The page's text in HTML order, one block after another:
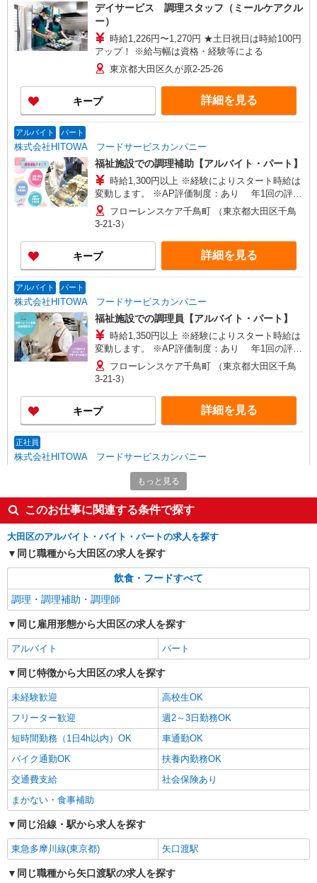
デイサービス 調理スタッフ（ミールケアクル
ー）
時給1,226円〜1,270円 ★土日祝日は時給100円
アップ！ ※給与幅は資格・経験等による
東京都大田区久が原2-25-26
キープ 詳細を見る
アルバイト パート
株式会社HITOWA フードサービスカンパニー
福祉施設での調理補助【アルバイト・パート】
時給1,300円以上 ※経験によりスタート時給は
変動します。 ※AP評価制度：あり 年1回の評価
により時給を見直します。 ※アルバイト賞与（寸
志）：あり 年2回。勤続年数により金額UP。
フローレンスケア千鳥町 （東京都大田区千鳥
3-21-3）
キープ 詳細を見る
アルバイト パート
株式会社HITOWA フードサービスカンパニー
福祉施設での調理員【アルバイト・パート】
時給1,350円以上 ※経験によりスタート時給は
変動します。 ※AP評価制度：あり 年1回の評価
により時給を見直します。 ※アルバイト賞与（寸
志）：あり 年2回。勤続年数により金額UP。
フローレンスケア千鳥町 （東京都大田区千鳥
3-21-3）
キープ 詳細を見る
正社員
株式会社HITOWA フードサービスカンパニー
福祉施設での調理師（チーフ候補）【正社員】
月給28万円〜30万円 ※給与は経験や前職給与
に応じて決定します。 賞与年2回
はなことばプラス田園調布 （東京都大田区田
園調布1丁目22番11号）
キープ 詳細を見る
アルバイト パート
株式会社HITOWA フードサービスカンパニー
福祉施設での調理補助【アルバイト・パート】
時給1,350円以上 ※経験によりスタート時給は
変動します。 ※AP評価制度：あり 年1回の評価
により時給を見直します。 ※アルバイト賞与（寸
チャーム六郷 （東京都大田区西六郷4丁目34－
15）
キープ 詳細を見る
パート
ツクイ大田西六郷（デイサービス）
デイサービス 調理スタッフ（ミールケアクル
時給1,226円〜1,270円 ★土日祝日は時給100円
アップ！ ※給与幅は資格・経験等による
東京都大田区西六郷3-31-12
キープ
もっと見る
このお仕事に関連する条件で探す
大田区のアルバイト・バイト・パートの求人を探す
同じ職種から大田区の求人を探す
飲食・フードすべて
調理・調理補助・調理師
同じ雇用形態から大田区の求人を探す
アルバイト パート
同じ特徴から大田区の求人を探す
未経験歓迎
高校生OK
フリーター歓迎
週2～3日勤務OK
短時間勤務（1日4h以内）OK
車通勤OK
バイク通勤OK
扶養内勤務OK
交通費支給
社会保険あり
まかない・食事補助
同じ沿線・駅から求人を探す
東急多摩川線(東京都) 矢口渡駅
同じ職種から矢口渡駅の求人を探す